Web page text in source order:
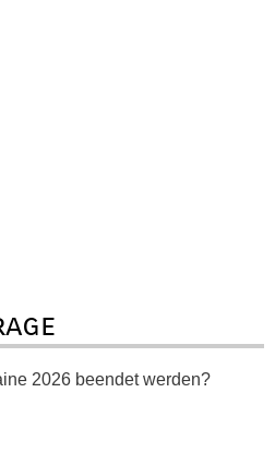
2026 beendet werden?